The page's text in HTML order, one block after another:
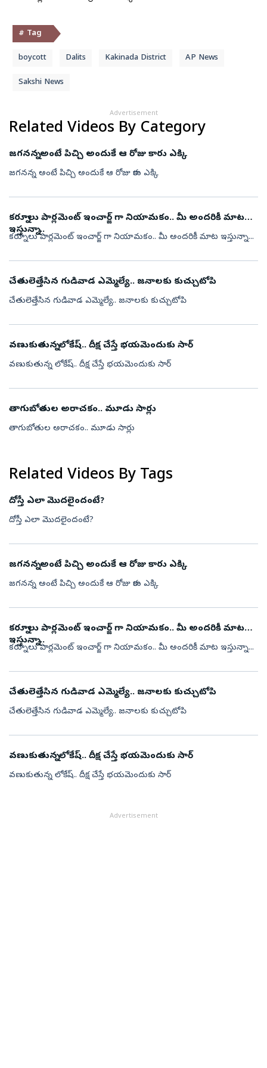
# Tag
boycott Dalits Kakinada District AP News
Sakshi News
Advertisement
Related Videos By Category
జగనన్న అంటే పిచ్చి అందుకే ఆ రోజు కారు ఎక్కి
జగనన్న అంటే పిచ్చి అందుకే ఆ రోజు కారు ఎక్కి
కర్నూలు పార్లమెంట్ ఇంచార్జ్ గా నియామకం.. మీ అందరికీ మాట
ఇస్తున్నా...
కర్నూలు పార్లమెంట్ ఇంచార్జ్ గా నియామకం.. మీ అందరికీ మాట ఇస్తున్నా...
చేతులెత్తేసిన గుడివాడ ఎమ్మెల్యే.. జనాలకు కుచ్చుటోపి
చేతులెత్తేసిన గుడివాడ ఎమ్మెల్యే.. జనాలకు కుచ్చుటోపి
వణుకుతున్న లోకేష్.. దీక్ష చేస్తే భయమెందుకు సార్
వణుకుతున్న లోకేష్.. దీక్ష చేస్తే భయమెందుకు సార్
తాగుబోతుల అరాచకం.. మూడు సార్లు
తాగుబోతుల అరాచకం.. మూడు సార్లు
Related Videos By Tags
దోస్తీ ఎలా మొదలైందంటే?
దోస్తీ ఎలా మొదలైందంటే?
జగనన్న అంటే పిచ్చి అందుకే ఆ రోజు కారు ఎక్కి
జగనన్న అంటే పిచ్చి అందుకే ఆ రోజు కారు ఎక్కి
కర్నూలు పార్లమెంట్ ఇంచార్జ్ గా నియామకం.. మీ అందరికీ మాట
ఇస్తున్నా...
కర్నూలు పార్లమెంట్ ఇంచార్జ్ గా నియామకం.. మీ అందరికీ మాట ఇస్తున్నా...
చేతులెత్తేసిన గుడివాడ ఎమ్మెల్యే.. జనాలకు కుచ్చుటోపి
చేతులెత్తేసిన గుడివాడ ఎమ్మెల్యే.. జనాలకు కుచ్చుటోపి
వణుకుతున్న లోకేష్.. దీక్ష చేస్తే భయమెందుకు సార్
వణుకుతున్న లోకేష్.. దీక్ష చేస్తే భయమెందుకు సార్
Advertisement